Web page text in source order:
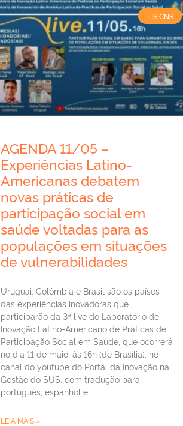
LIS CNS
AGENDA 11/05 –
Experiências Latino-
Americanas debatem
novas práticas de
participação social em
saúde voltadas para as
populações em situações
de vulnerabilidades
Uruguai, Colômbia e Brasil são os países
das experiências inovadoras que
participarão da 3ª live do Laboratório de
Inovação Latino-Americano de Práticas de
Participação Social em Saúde, que ocorrerá
no dia 11 de maio, às 16h (de Brasília), no
canal do youtube do Portal da Inovação na
Gestão do SUS, com tradução para
português, espanhol e
LEIA MAIS »